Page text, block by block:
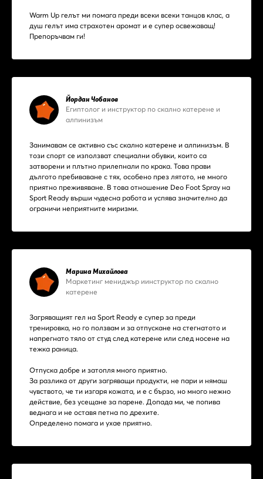
Warm Up гелът ми помага преди всеки всеки танцов клас, а
душ гелът има страхотен аромат и е супер освежаващ!
Препоръчвам ги!
Йордан Чобанов
Египтолог и инструктор по скално катерене и
алпинизъм
Занимавам се активно със скално катерене и алпинизъм. В
този спорт се използват специални обувки, които са
затворени и плътно прилепнали по крака. Това прави
дългото пребиваване с тях, особено през лятото, не много
приятно преживяване. В това отношение Deo Foot Spray на
Sport Ready върши чудесна работа и успява значително да
ограничи неприятните миризми.
Марина Михайлова
Маркетинг мениджър иинструктор по скално
катерене
Загряващият гел на Sport Ready е супер за преди
тренировка, но го ползвам и за отпускане на стегнатото и
напрегнато тяло от студ след катерене или след носене на
тежка раница.
Отпуска добре и затопля много приятно.
За разлика от други загряващи продукти, не пари и нямаш
чувството, че ти изгаря кожата, и е с бързо, но много нежно
действие, без усещане за парене. Допада ми, че попива
веднага и не оставя петна по дрехите.
Определено помага и ухае приятно.